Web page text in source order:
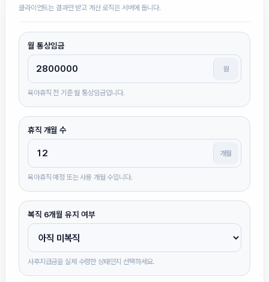
클라이언트는 결과만 받고 계산 로직은 서버에 둡니다.
월 통상임금
원
육아휴직 전 기준 월 통상임금입니다.
휴직 개월 수
개월
육아휴직 예정 또는 사용 개월 수입니다.
복직 6개월 유지 여부
사후지급금을 실제 수령한 상태인지 선택하세요.